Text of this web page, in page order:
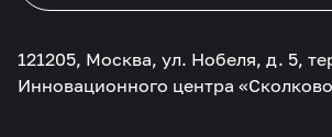
121205, Москва, ул. Нобеля, д. 5,
Инновационного центра